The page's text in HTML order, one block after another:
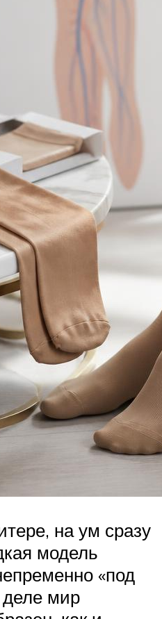
на ум сразу
модель
«под
мир